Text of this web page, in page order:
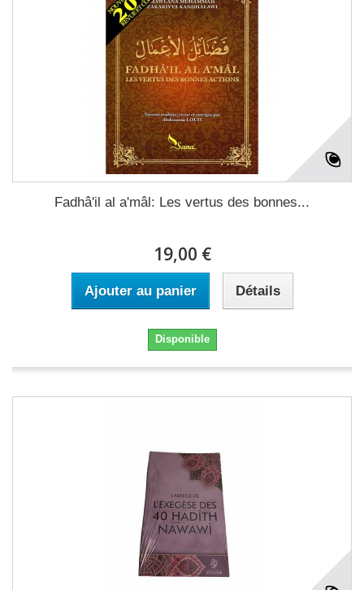
Fadhâ'il al a'mâl: Les vertus des bonnes...
19,00 €
Ajouter au panier Détails
Disponible